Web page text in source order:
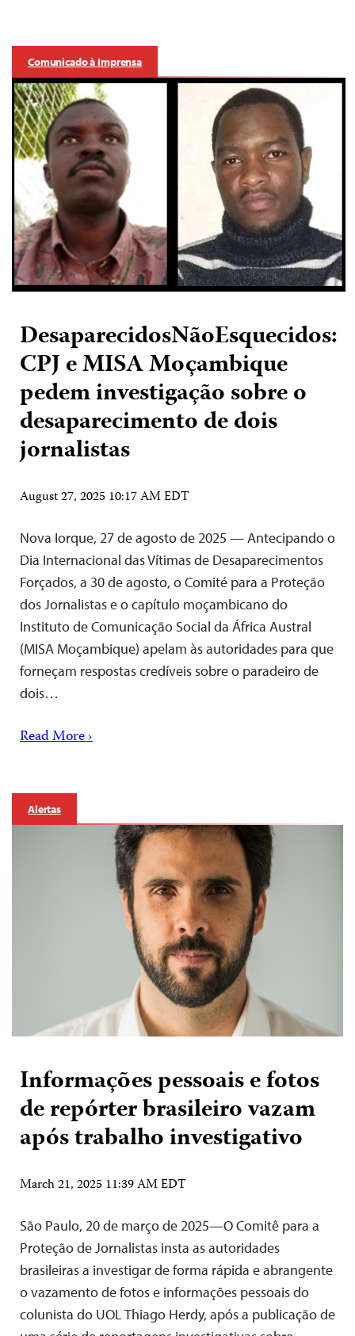
Comunicado à Imprensa
DesaparecidosNãoEsquecidos:
CPJ e MISA Moçambique
pedem investigação sobre o
desaparecimento de dois
jornalistas
August 27, 2025 10:17 AM EDT
Nova Iorque, 27 de agosto de 2025 — Antecipando o
Dia Internacional das Vítimas de Desaparecimentos
Forçados, a 30 de agosto, o Comité para a Proteção
dos Jornalistas e o capítulo moçambicano do
Instituto de Comunicação Social da África Austral
(MISA Moçambique) apelam às autoridades para que
forneçam respostas credíveis sobre o paradeiro de
dois…
Read More ›
Alertas
Informações pessoais e fotos
de repórter brasileiro vazam
após trabalho investigativo
March 21, 2025 11:39 AM EDT
São Paulo, 20 de março de 2025—O Comitê para a
Proteção de Jornalistas insta as autoridades
brasileiras a investigar de forma rápida e abrangente
o vazamento de fotos e informações pessoais do
colunista do UOL Thiago Herdy, após a publicação de